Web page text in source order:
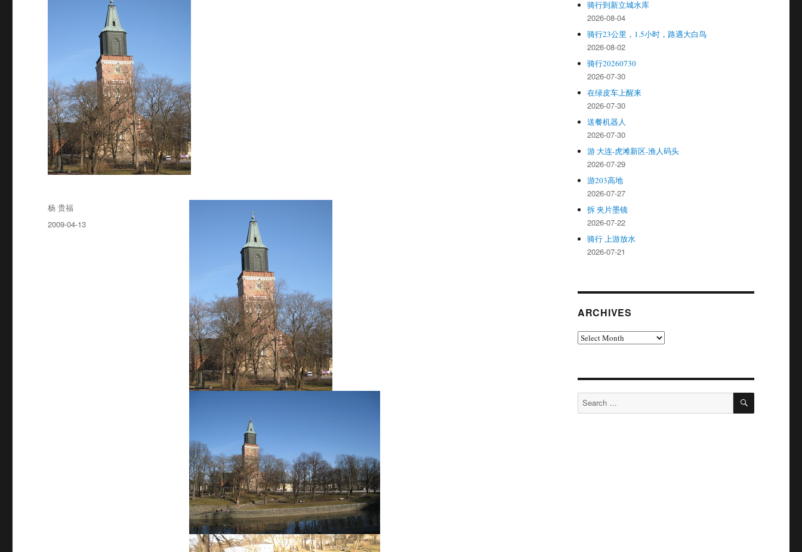
Author
杨 贵福
Posted
2009-04-13
骑行到新立城水库
2026-08-04
骑行23公里，1.5小时，路遇大白鸟
2026-08-02
骑行20260730
2026-07-30
在绿皮车上醒来
2026-07-30
送餐机器人
2026-07-30
游 大连-虎滩新区-渔人码头
2026-07-29
游203高地
2026-07-27
拆 夹片墨镜
2026-07-22
骑行 上游放水
2026-07-21
ARCHIVES
Archives
Search
for:
SEARCH